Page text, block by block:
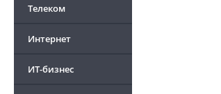
Телеком
Интернет
ИТ-бизнес